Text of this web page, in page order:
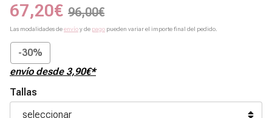
67,20€ 96,00€
Las modalidades deenvíoy de pago pueden variar el importe final del pedido.
-30%
envío desde 3,90€*
Tallas